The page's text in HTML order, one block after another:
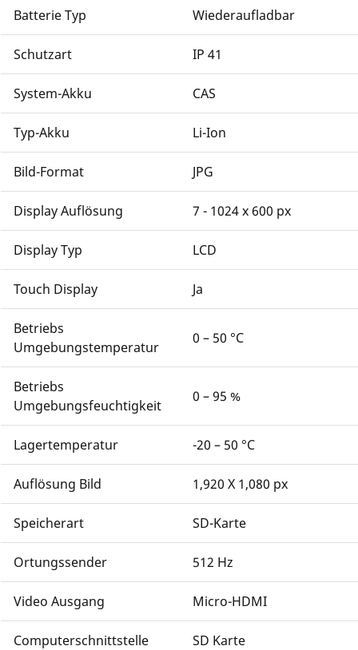
Batterie Typ Wiederaufladbar
Schutzart IP 41
System-Akku CAS
Typ-Akku Li-Ion
Bild-Format JPG
Display Auflösung 7 - 1024 x 600 px
Display Typ LCD
Touch Display Ja
Betriebs
Umgebungstemperatur
0 – 50 °C
Betriebs
Umgebungsfeuchtigkeit
0 – 95 %
Lagertemperatur -20 – 50 °C
Auflösung Bild 1,920 X 1,080 px
Speicherart SD-Karte
Ortungssender 512 Hz
Video Ausgang Micro-HDMI
Computerschnittstelle SD Karte